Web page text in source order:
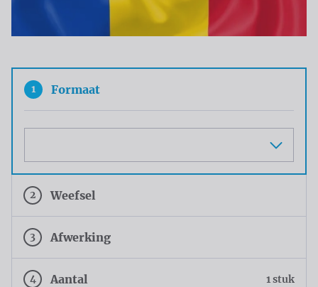
1 Formaat
2 Weefsel
3 Afwerking
4 Aantal 1 stuk